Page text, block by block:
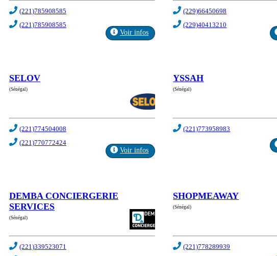
(221)785908585
(221)785908585
Voir infos
(229)66450698
(229)40413210
SELOV
(Sénégal)
(221)774504008
(221)770772424
Voir infos
YSSAH
(Sénégal)
(221)773958983
DEMBA CONCIERGERIE
SERVICES
(Sénégal)
(221)339523071
SHOPMEAWAY
(Sénégal)
(221)778289939